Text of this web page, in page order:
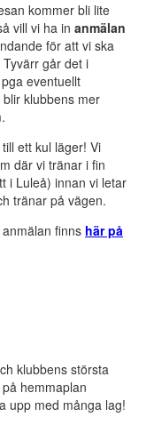
kommer bli lite
vill vi ha in anmälan
för att vi ska
går det i
eventuellt
klubbens mer
ett kul läger! Vi
där vi tränar i fin
i Luleå) innan vi letar
tränar på vägen.
finns här på
klubbens största
hemmaplan
upp med många lag!